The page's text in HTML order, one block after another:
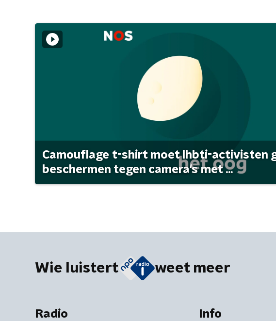
Camouflage t-shirt moet lhbti-activisten
beschermen tegen camera's met ...
Wie luistert weet meer
Radio Info